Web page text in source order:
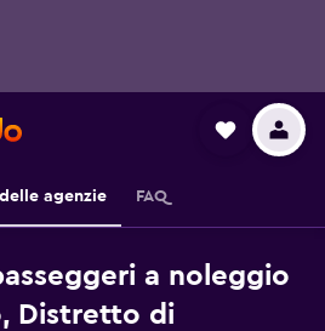
agenzie FAQ
a noleggio
Distretto di